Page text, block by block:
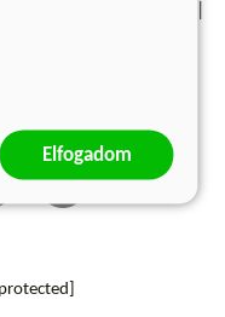
Elfogadom